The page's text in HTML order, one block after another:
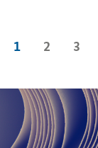
1 2 3